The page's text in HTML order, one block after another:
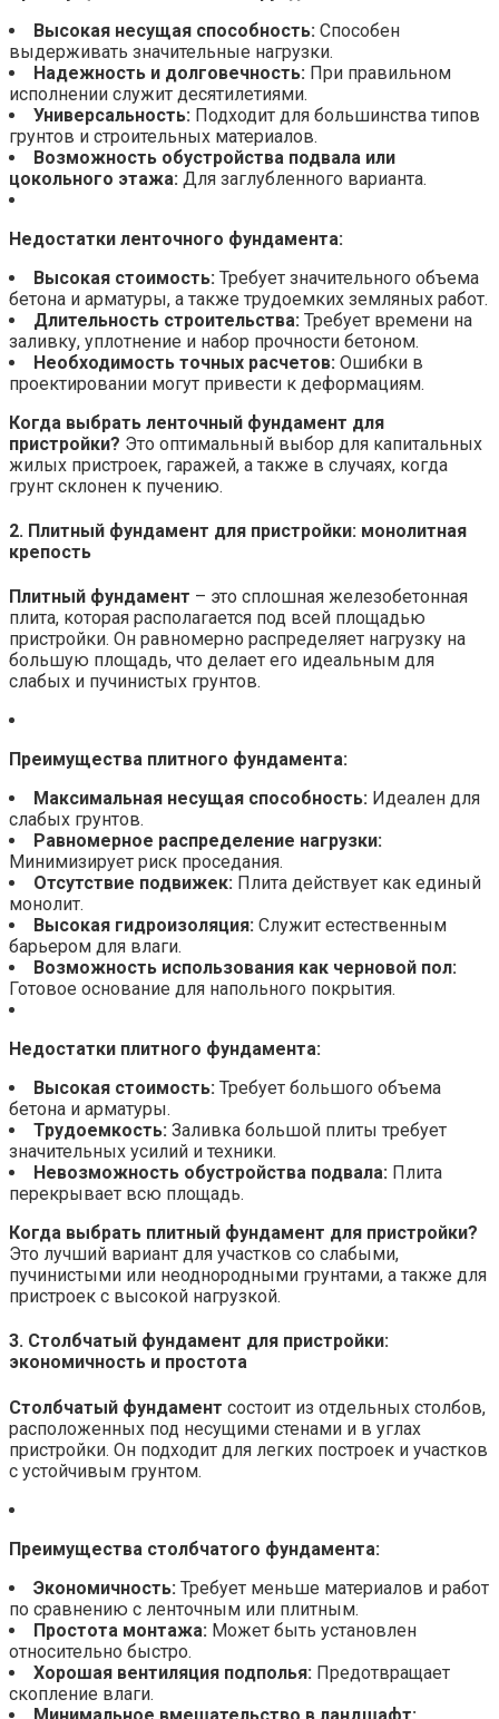
Высокая несущая способность: Способен
выдерживать значительные нагрузки.
Надежность и долговечность: При правильном
исполнении служит десятилетиями.
Универсальность: Подходит для большинства типов
грунтов и строительных материалов.
Возможность обустройства подвала или
цокольного этажа: Для заглубленного варианта.
Недостатки ленточного фундамента:
Высокая стоимость: Требует значительного объема
бетона и арматуры, а также трудоемких земляных работ.
Длительность строительства: Требует времени на
заливку, уплотнение и набор прочности бетоном.
Необходимость точных расчетов: Ошибки в
проектировании могут привести к деформациям.
Когда выбрать ленточный фундамент для
пристройки? Это оптимальный выбор для капитальных
жилых пристроек, гаражей, а также в случаях, когда
грунт склонен к пучению.
2. Плитный фундамент для пристройки: монолитная
крепость
Плитный фундамент – это сплошная железобетонная
плита, которая располагается под всей площадью
пристройки. Он равномерно распределяет нагрузку на
большую площадь, что делает его идеальным для
слабых и пучинистых грунтов.
Преимущества плитного фундамента:
Максимальная несущая способность: Идеален для
слабых грунтов.
Равномерное распределение нагрузки:
Минимизирует риск проседания.
Отсутствие подвижек: Плита действует как единый
монолит.
Высокая гидроизоляция: Служит естественным
барьером для влаги.
Возможность использования как черновой пол:
Готовое основание для напольного покрытия.
Недостатки плитного фундамента:
Высокая стоимость: Требует большого объема
бетона и арматуры.
Трудоемкость: Заливка большой плиты требует
значительных усилий и техники.
Невозможность обустройства подвала: Плита
перекрывает всю площадь.
Когда выбрать плитный фундамент для пристройки?
Это лучший вариант для участков со слабыми,
пучинистыми или неоднородными грунтами, а также для
пристроек с высокой нагрузкой.
3. Столбчатый фундамент для пристройки:
экономичность и простота
Столбчатый фундамент состоит из отдельных столбов,
расположенных под несущими стенами и в углах
пристройки. Он подходит для легких построек и участков
с устойчивым грунтом.
Преимущества столбчатого фундамента:
Экономичность: Требует меньше материалов и работ
по сравнению с ленточным или плитным.
Простота монтажа: Может быть установлен
относительно быстро.
Хорошая вентиляция подполья: Предотвращает
скопление влаги.
Минимальное вмешательство в ландшафт: